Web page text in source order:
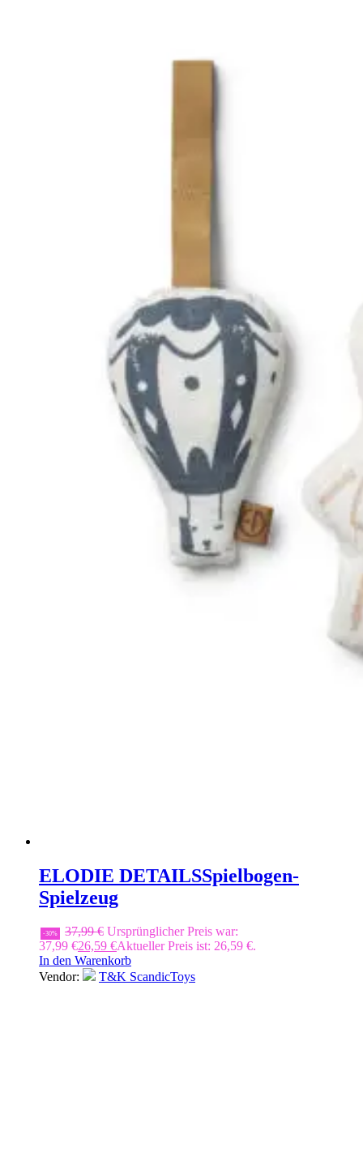
ELODIE DETAILSSpielbogen-
Spielzeug
-30% 37,99€ Ursprünglicher Preis war:
37,99 €26,59 €Aktueller Preis ist: 26,59 €.
In den Warenkorb
Vendor:
T&K ScandicToys